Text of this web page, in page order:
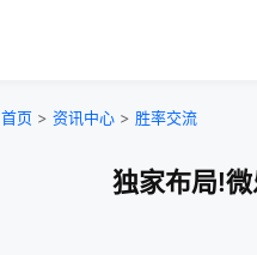
首页 > 资讯中心 > 胜率交流
独家布局!